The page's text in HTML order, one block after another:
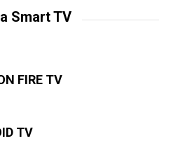
Smart TV
FIRE TV
TV